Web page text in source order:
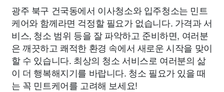
광주 북구 건국동에서 이사청소와 입주청소는 민트
케어와 함께라면 걱정할 필요가 없습니다. 가격과 서
비스, 청소 범위 등을 잘 파악하고 준비하면, 여러분
은 깨끗하고 쾌적한 환경 속에서 새로운 시작을 맞이
할 수 있습니다. 최상의 청소 서비스로 여러분의 삶
이 더 행복해지기를 바랍니다. 청소 필요가 있을 때
는 꼭 민트케어를 고려해 보세요!